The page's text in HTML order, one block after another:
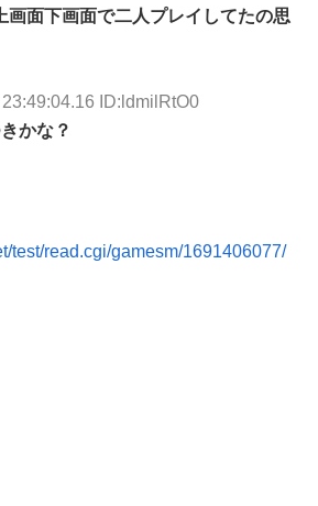
画面下画面で二人プレイしてたの思
ID:ldmilRtO0
かな？
test/read.cgi/gamesm/1691406077/